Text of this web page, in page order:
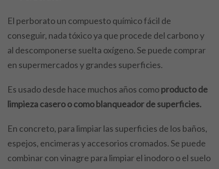
El perborato un compuesto químico fácil de
conseguir, nada tóxico ya que procede del carbono y
al descomponerse suelta oxígeno. Se puede comprar
en supermercados y grandes superficies.
Es usado desde hace muchos años comoproducto de
limpieza casero o como blanqueador de superficies.
En concreto, para limpiar las superficies de los baños,
espejos, encimeras y accesorios cromados. Se puede
combinar con vinagre para limpiar el inodoro o el suelo